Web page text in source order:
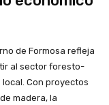
de Formosa refleja
al sector foresto-
Con proyectos
madera, la